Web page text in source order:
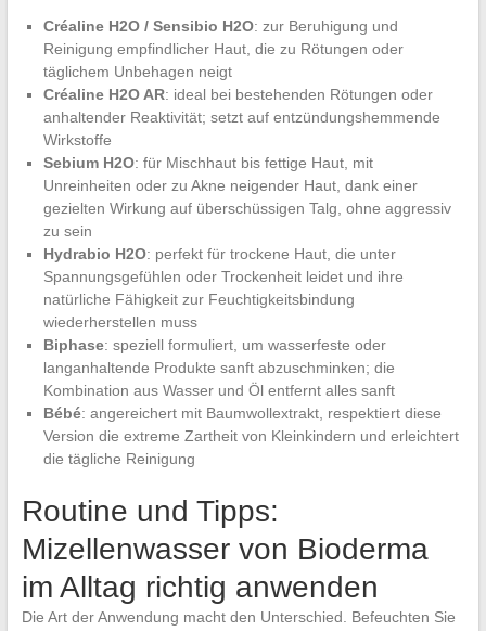
Créaline H2O / Sensibio H2O: zur Beruhigung und
Reinigung empfindlicher Haut, die zu Rötungen oder
täglichem Unbehagen neigt
Créaline H2O AR: ideal bei bestehenden Rötungen oder
anhaltender Reaktivität; setzt auf entzündungshemmende
Wirkstoffe
Sebium H2O: für Mischhaut bis fettige Haut, mit
Unreinheiten oder zu Akne neigender Haut, dank einer
gezielten Wirkung auf überschüssigen Talg, ohne aggressiv
zu sein
Hydrabio H2O: perfekt für trockene Haut, die unter
Spannungsgefühlen oder Trockenheit leidet und ihre
natürliche Fähigkeit zur Feuchtigkeitsbindung
wiederherstellen muss
Biphase: speziell formuliert, um wasserfeste oder
langanhaltende Produkte sanft abzuschminken; die
Kombination aus Wasser und Öl entfernt alles sanft
Bébé: angereichert mit Baumwollextrakt, respektiert diese
Version die extreme Zartheit von Kleinkindern und erleichtert
die tägliche Reinigung
Routine und Tipps:
Mizellenwasser von Bioderma
im Alltag richtig anwenden
Die Art der Anwendung macht den Unterschied. Befeuchten Sie